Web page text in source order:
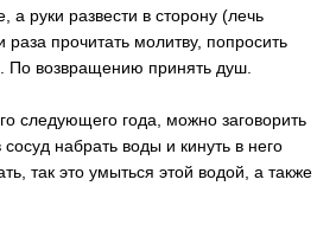
руки развести в сторону (лечь
прочитать молитву, попросить
По возвращению принять душ.
следующего года, можно заговорить
набрать воды и кинуть в него
так это умыться этой водой, а также